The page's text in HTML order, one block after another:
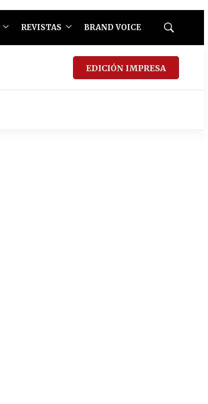
REVISTAS BRAND VOICE
Mostrar
EDICIÓN IMPRESA